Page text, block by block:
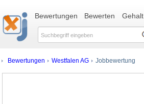
Bewertungen Bewerten Gehalt
Bewertungen Westfalen AG Jobbewertung